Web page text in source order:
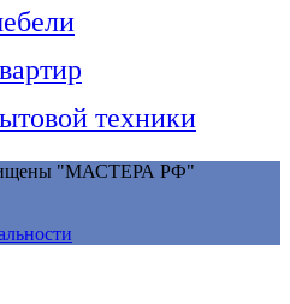
техники
"МАСТЕРА РФ"